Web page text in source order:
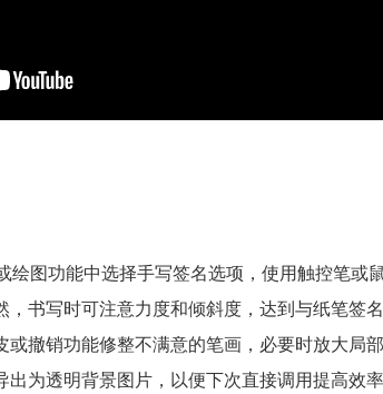
绘图功能中选择手写签名选项，使用触控笔或
书写时可注意力度和倾斜度，达到与纸笔签名
或撤销功能修整不满意的笔画，必要时放大局
为透明背景图片，以便下次直接调用提高效率